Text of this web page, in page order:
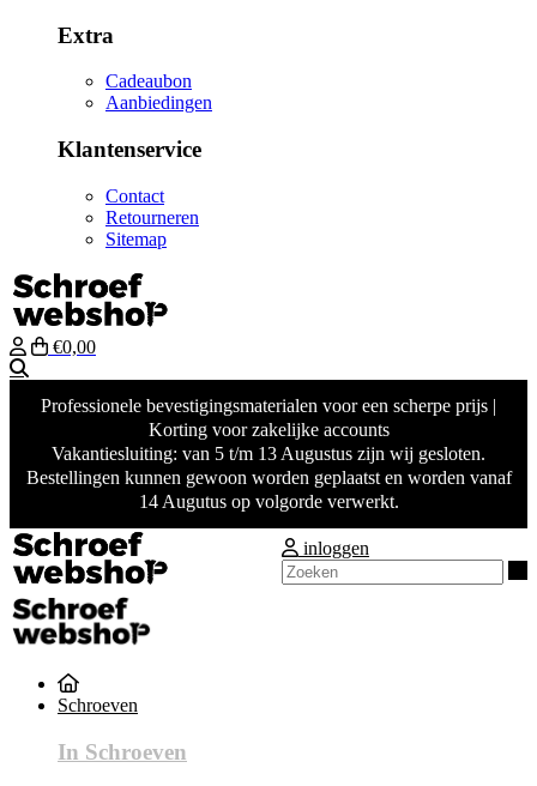
Extra
Cadeaubon
Aanbiedingen
Klantenservice
Contact
Retourneren
Sitemap
€0,00
Professionele bevestigingsmaterialen voor een scherpe prijs |
Korting voor zakelijke accounts
Vakantiesluiting: van 5 t/m 13 Augustus zijn wij gesloten.
Bestellingen kunnen gewoon worden geplaatst en worden vanaf
14 Augutus op volgorde verwerkt.
inloggen
Schroeven
In Schroeven